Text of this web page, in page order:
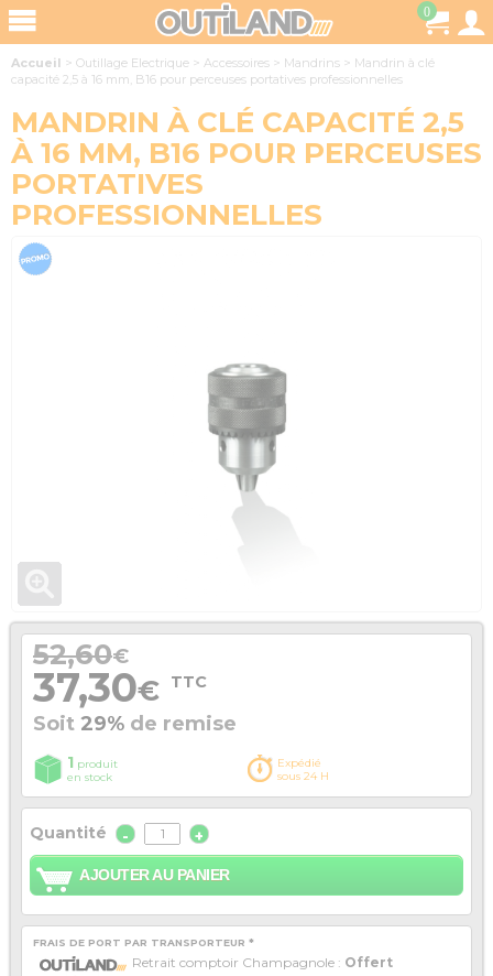
0
Accueil > Outillage Electrique > Accessoires > Mandrins > Mandrin à clé
capacité 2,5 à 16 mm, B16 pour perceuses portatives professionnelles
MANDRIN À CLÉ CAPACITÉ 2,5
À 16 MM, B16 POUR PERCEUSES
PORTATIVES
PROFESSIONNELLES
52,60€
37,30€ TTC
Soit 29% de remise
1 produit
en stock
Expédié
sous 24 H
Quantité - +
AJOUTER AU PANIER
FRAIS DE PORT PAR TRANSPORTEUR *
Retrait comptoir Champagnole : Offert